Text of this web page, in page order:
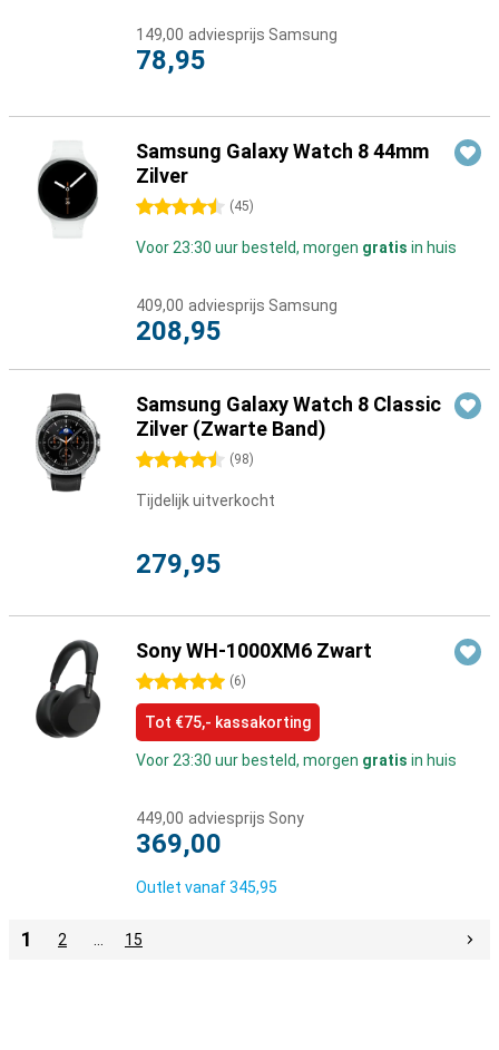
149,00 adviesprijs Samsung
78,95
Samsung Galaxy Watch 8 44mm
Zilver
4.5 sterren (45)
Voor 23:30 uur besteld, morgen gratis in huis
409,00 adviesprijs Samsung
208,95
Samsung Galaxy Watch 8 Classic
Zilver (Zwarte Band)
4.5 sterren (98)
Tijdelijk uitverkocht
279,95
Sony WH-1000XM6 Zwart
5 sterren (6)
Tot €75,- kassakorting
Voor 23:30 uur besteld, morgen gratis in huis
449,00 adviesprijs Sony
369,00
Outlet vanaf345,95
1 2 15